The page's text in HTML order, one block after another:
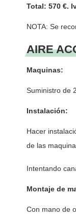
Total: 570 €.
NOTA: Se
AIRE
Maquinas:
Suministro de
Instalación:
Hacer
de las
Intentando
Montaje de
Con mano de